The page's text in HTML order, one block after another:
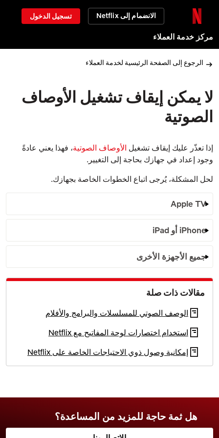
الانضمام إلى Netflix تسجيل الدخول
مركز خدمة العملاء
الرجوع إلى الصفحة الرئيسية لخدمة العملاء
لا يمكن إيقاف تشغيل الأوصاف
الصوتية
إذا تعذّر عليك إيقاف تشغيل الأوصاف الصوتية، فهذا يعني عادةً
وجود إعداد في جهازك بحاجة إلى التغيير.
لحل المشكلة، يُرجى اتباع الخطوات الخاصة بجهازك.
Apple TV
iPhone أو iPad
جميع الأجهزة الأخرى
مقالات ذات صلة
الوصف الصوتي للمسلسلات والبرامج والأفلام
استخدام اختصارات لوحة المفاتيح مع Netflix
إمكانية وصول ذوي الاحتياجات الخاصة على Netflix
هل ثمة حاجة للمزيد من المساعدة؟